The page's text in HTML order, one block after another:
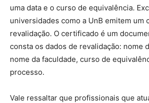
uma data e o curso de equivalência.
universidades como a UnB emitem um
revalidação. O certificado é um
consta os dados de revalidação: nome
nome da faculdade, curso de
processo.
Vale ressaltar que profissionais que